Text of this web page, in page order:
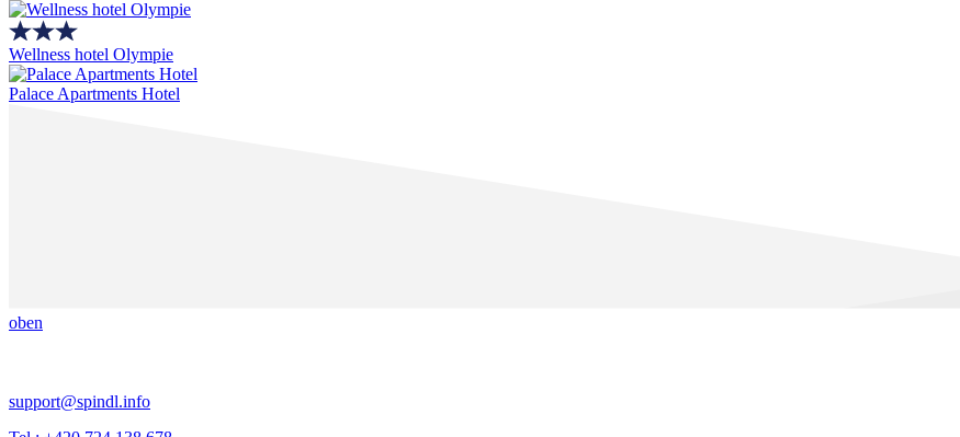
Wellness hotel Olympie
Palace Apartments Hotel
oben
support@spindl.info